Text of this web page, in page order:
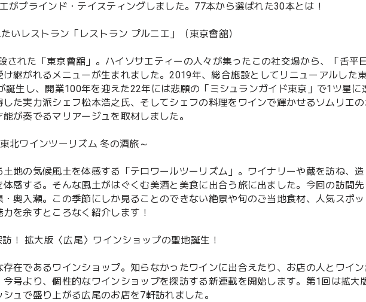
がブラインド・テイスティングしました。77本から選ばれた30本とは！
レストラン「レストラン プルニエ」（東京會舘）
された「東京會舘」。ハイソサエティーの人々が集ったこの社交場から、「舌平
継がれるメニューが生まれました。2019年、総合施設としてリニューアルした
誕生し、開業100年を迎えた22年には悲願の「ミシュランガイド東京」で1ツ星に
た実力派シェフ松本浩之氏、そしてシェフの料理をワインで輝かせるソムリエ
が奏でるマリアージュを取材しました。
北ワインツーリズム 冬の酒旅～
地の気候風土を体感する「テロワールツーリズム」。ワイナリーや蔵を訪ね、
感する。そんな風土がはぐくむ美酒と美食に出合う旅に出ました。今回の訪問
奥入瀬。この季節にしか見ることのできない絶景や旬のご当地食材、人気スポ
を余すところなく紹介します！
！ 拡大版〈広尾〉ワインショップの聖地誕生！
在であるワインショップ。知らなかったワインに出合えたり、お店の人とワイ
号より、個性的なワインショップを探訪する新連載を開始します。第1回は拡大
ュで盛り上がる広尾のお店を7軒訪れました。